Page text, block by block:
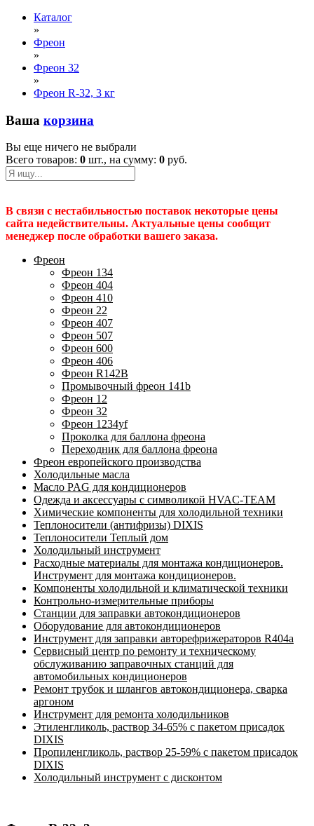
Каталог
»
Фреон
»
Фреон 32
»
Фреон R-32, 3 кг
Ваша корзина
Вы еще ничего не выбрали
Всего товаров: 0 шт., на сумму: 0 руб.
В связи с нестабильностью поставок некоторые цены
сайта недействительны. Актуальные цены сообщит
менеджер после обработки вашего заказа.
Фреон
Фреон 134
Фреон 404
Фреон 410
Фреон 22
Фреон 407
Фреон 507
Фреон 600
Фреон 406
Фреон R142B
Промывочный фреон 141b
Фреон 12
Фреон 32
Фреон 1234yf
Проколка для баллона фреона
Переходник для баллона фреона
Фреон европейского производства
Холодильные масла
Масло PAG для кондиционеров
Одежда и аксессуары с символикой HVAC-TEAM
Химические компоненты для холодильной техники
Теплоносители (антифризы) DIXIS
Теплоносители Теплый дом
Холодильный инструмент
Расходные материалы для монтажа кондиционеров.
Инструмент для монтажа кондиционеров.
Компоненты холодильной и климатической техники
Контрольно-измерительные приборы
Станции для заправки автокондиционеров
Оборудование для автокондиционеров
Инструмент для заправки авторефрижераторов R404a
Сервисный центр по ремонту и техническому
обслуживанию заправочных станций для
автомобильных кондиционеров
Ремонт трубок и шлангов автокондиционера, сварка
аргоном
Инструмент для ремонта холодильников
Этиленгликоль, раствор 34-65% с пакетом присадок
DIXIS
Пропиленгликоль, раствор 25-59% с пакетом присадок
DIXIS
Холодильный инструмент с дисконтом